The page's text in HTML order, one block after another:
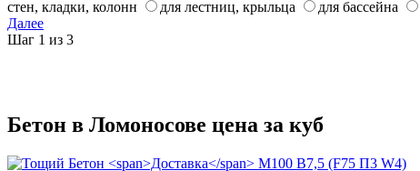
стен, кладки, колонн
для лестниц, крыльца для бассейна
Далее
Шаг 1 из 3
Бетон в Ломоносове цена за куб